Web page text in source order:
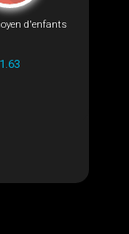
d'enfants
1.63